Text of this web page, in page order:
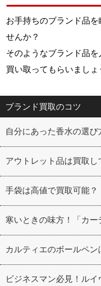
お手持ちのブランド品
せんか？
そのようなブランド品
買い取ってもらいましょ
ブランド買取のコツ
自分にあった香水の選び
アウトレット品は買取し
手袋は高値で買取可能？
寒いときの味方！「カ
カルティエのボールペン
ビジネスマン必見！ル